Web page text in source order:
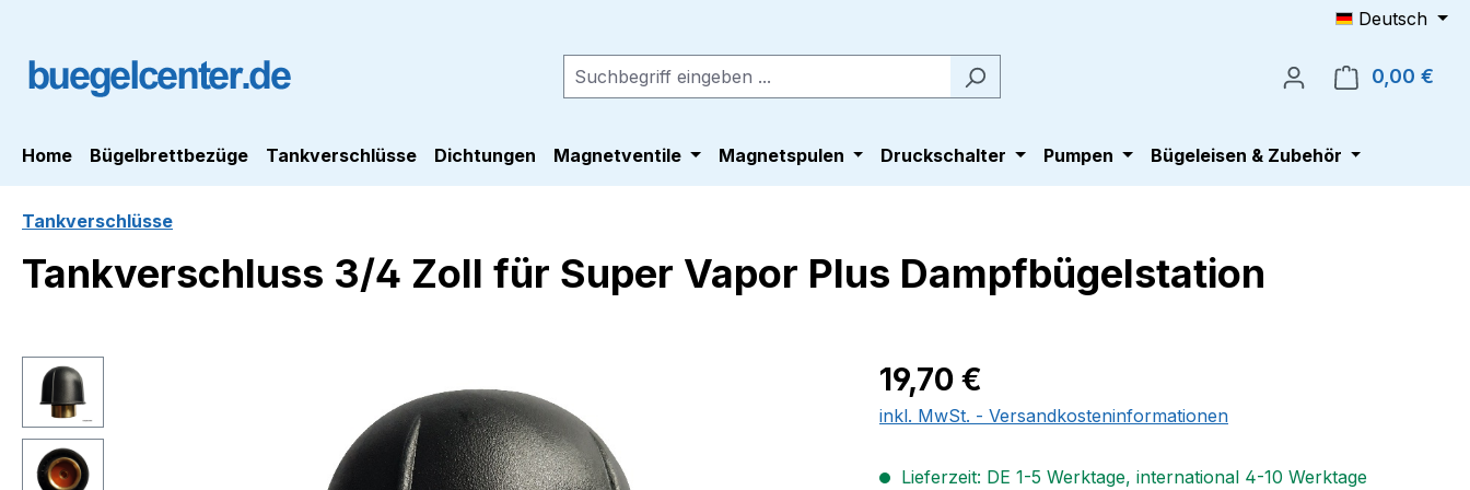
Deutsch
0,00 €
Home Bügelbrettbezüge Tankverschlüsse Dichtungen Magnetventile Magnetspulen Druckschalter Pumpen Bügeleisen & Zubehör
Tankverschlüsse
Tankverschluss 3/4 Zoll für Super Vapor Plus Dampfbügelstation
Bildergalerie überspringen Regulärer Preis:
19,70 €
inkl. MwSt. - Versandkosteninformationen
Lieferzeit: DE 1-5 Werktage, international 4-10 Werktage